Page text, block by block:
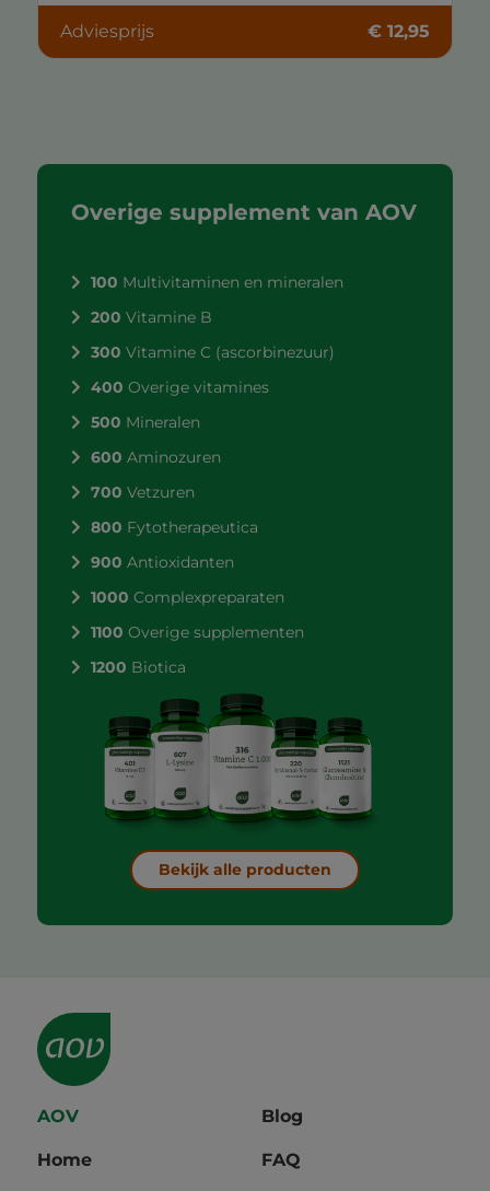
Adviesprijs € 12,95
Overige supplement van AOV
100 Multivitaminen en mineralen
200Vitamine B
300Vitamine C (ascorbinezuur)
400Overige vitamines
500 Mineralen
600Aminozuren
700Vetzuren
800 Fytotherapeutica
900Antioxidanten
1000Complexpreparaten
1100Overige supplementen
1200 Biotica
Bekijk alle producten
AOV
Home
Blog
FAQ